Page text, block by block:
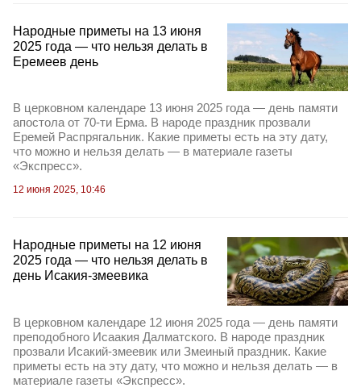
Народные приметы на 13 июня
2025 года — что нельзя делать в
Еремеев день
В церковном календаре 13 июня 2025 года — день памяти
апостола от 70-ти Ерма. В народе праздник прозвали
Еремей Распрягальник. Какие приметы есть на эту дату,
что можно и нельзя делать — в материале газеты
«Экспресс».
12 июня 2025, 10:46
Народные приметы на 12 июня
2025 года — что нельзя делать в
день Исакия-змеевика
В церковном календаре 12 июня 2025 года — день памяти
преподобного Исаакия Далматского. В народе праздник
прозвали Исакий-змеевик или Змеиный праздник. Какие
приметы есть на эту дату, что можно и нельзя делать — в
материале газеты «Экспресс».